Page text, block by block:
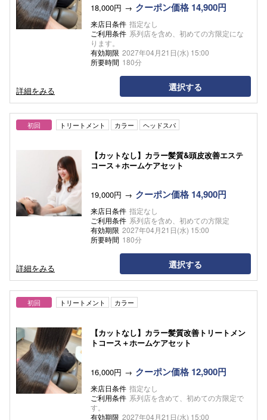
18,000円 クーポン価格 14,900円
来店日条件 指定なし
ご利用条件 系列店を含め、初めての方限定にな
ります。
有効期限 2027年04月21日(水) 15:00
所要時間 180分
詳細をみる 選択する
初回 トリートメント カラー ヘッドスパ
【カットなし】カラー髪質&頭皮改善エステ
コース＋ホームケアセット
19,000円 クーポン価格 14,900円
来店日条件 指定なし
ご利用条件 系列店を含め、初めての方限定
有効期限 2027年04月21日(水) 15:00
所要時間 180分
詳細をみる 選択する
初回 トリートメント カラー
【カットなし】カラー髪質改善トリートメン
トコース＋ホームケアセット
16,000円 クーポン価格 12,900円
来店日条件 指定なし
ご利用条件 系列店を含めて、初めての方限定で
す。
有効期限 2027年04月21日(水) 15:00